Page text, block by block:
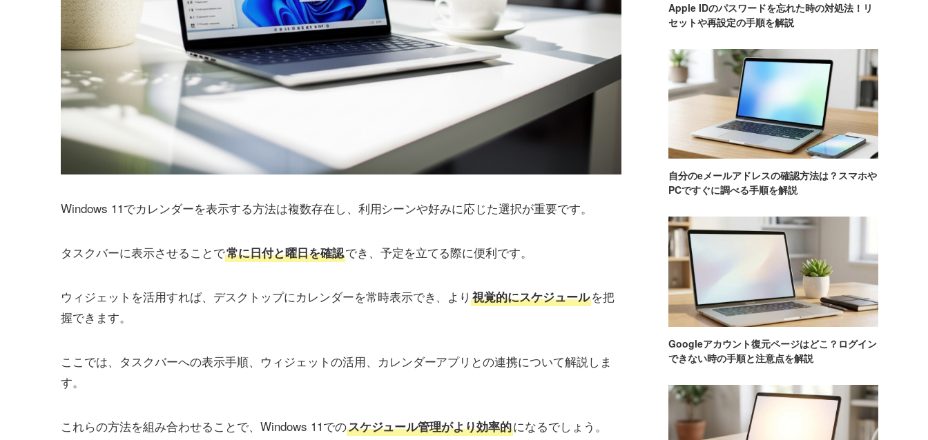
Windows 11でカレンダーを表示する方法は複数存在し、利用シーンや好みに応じた選択が重要です。
タスクバーに表示させることで常に日付と曜日を確認でき、予定を立てる際に便利です。
ウィジェットを活用すれば、デスクトップにカレンダーを常時表示でき、より視覚的にスケジュールを把
握できます。
ここでは、タスクバーへの表示手順、ウィジェットの活用、カレンダーアプリとの連携について解説しま
す。
これらの方法を組み合わせることで、Windows 11でのスケジュール管理がより効率的になるでしょう。
Apple IDのパスワードを忘れた時の対処法！リ
セットや再設定の手順を解説
自分のeメールアドレスの確認方法は？スマホや
PCですぐに調べる手順を解説
Googleアカウント復元ページはどこ？ログイン
できない時の手順と注意点を解説